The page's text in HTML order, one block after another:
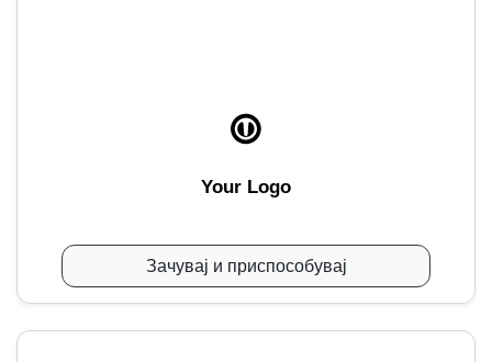
Your Logo
Зачувај и приспособувај